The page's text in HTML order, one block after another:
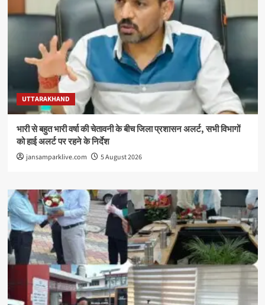
UTTARAKHAND
भारी से बहुत भारी वर्षा की चेतावनी के बीच जिला प्रशासन अलर्ट, सभी विभागों
को हाई अलर्ट पर रहने के निर्देश
jansamparklive.com 5 August 2026